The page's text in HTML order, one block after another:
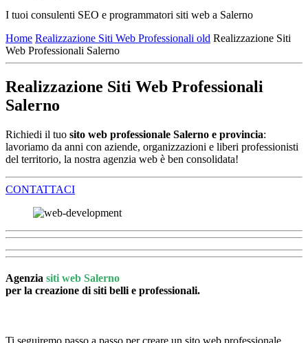
I tuoi consulenti SEO e programmatori siti web a Salerno
Home Realizzazione Siti Web Professionali old Realizzazione Siti
Web Professionali Salerno
Realizzazione Siti Web Professionali
Salerno
Richiedi il tuo sito web professionale Salerno e provincia:
lavoriamo da anni con aziende, organizzazioni e liberi professionisti
del territorio, la nostra agenzia web è ben consolidata!
CONTATTACI
Agenzia siti web Salerno
per la creazione di siti belli e professionali.